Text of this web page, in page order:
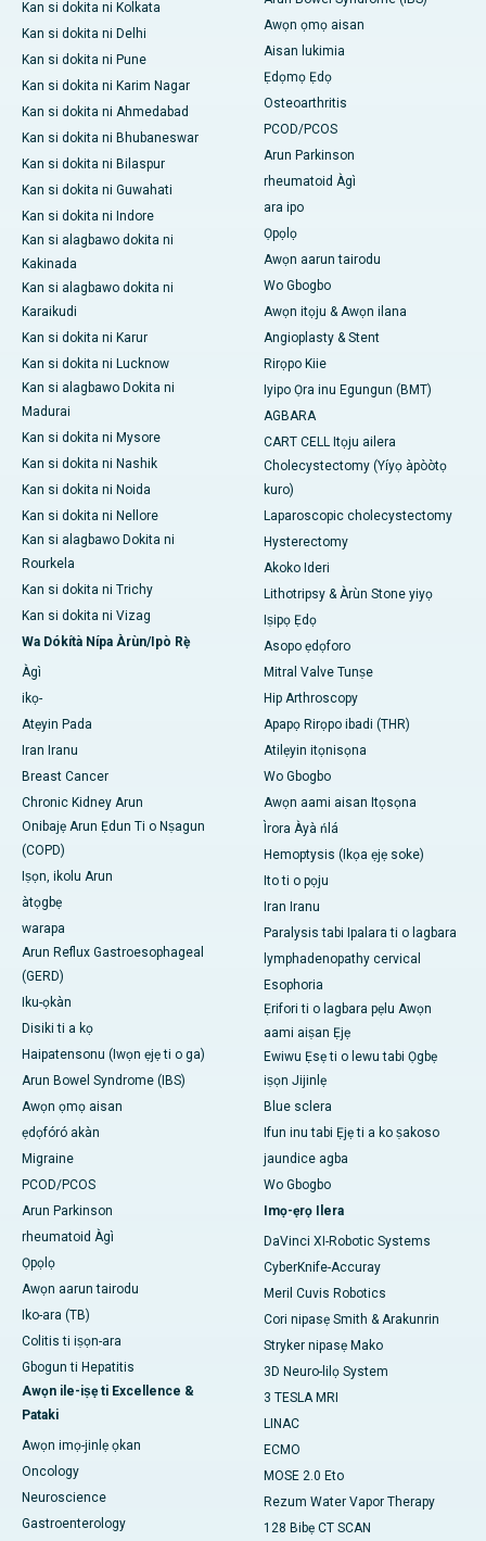
Kan si dokita ni Kolkata
Kan si dokita ni Delhi
Kan si dokita ni Pune
Kan si dokita ni Karim Nagar
Kan si dokita ni Ahmedabad
Kan si dokita ni Bhubaneswar
Kan si dokita ni Bilaspur
Kan si dokita ni Guwahati
Kan si dokita ni Indore
Kan si alagbawo dokita ni
Kakinada
Kan si alagbawo dokita ni
Karaikudi
Kan si dokita ni Karur
Kan si dokita ni Lucknow
Kan si alagbawo Dokita ni
Madurai
Kan si dokita ni Mysore
Kan si dokita ni Nashik
Kan si dokita ni Noida
Kan si dokita ni Nellore
Kan si alagbawo Dokita ni
Rourkela
Kan si dokita ni Trichy
Kan si dokita ni Vizag
Wa Dókítà Nípa Àrùn/Ipò Rẹ̀
Àgì
ikọ-
Atẹyin Pada
Iran Iranu
Breast Cancer
Chronic Kidney Arun
Onibajẹ Arun Ẹdun Ti o Nṣagun
(COPD)
Iṣọn, ikolu Arun
àtọgbẹ
warapa
Arun Reflux Gastroesophageal
(GERD)
Iku-ọkàn
Disiki ti a kọ
Haipatensonu (Iwọn ẹjẹ ti o ga)
Arun Bowel Syndrome (IBS)
Awọn ọmọ aisan
ẹdọfóró akàn
Migraine
PCOD/PCOS
Arun Parkinson
rheumatoid Àgì
Ọpọlọ
Awọn aarun tairodu
Iko-ara (TB)
Colitis ti iṣọn-ara
Gbogun ti Hepatitis
Awọn ile-iṣẹ ti Excellence &
Pataki
Awọn imọ-jinlẹ ọkan
Oncology
Neuroscience
Gastroenterology
Awọn ọmọ aisan
Aisan lukimia
Ẹdọmọ Ẹdọ
Osteoarthritis
PCOD/PCOS
Arun Parkinson
rheumatoid Àgì
ara ipo
Ọpọlọ
Awọn aarun tairodu
Wo Gbogbo
Awọn itọju & Awọn ilana
Angioplasty & Stent
Rirọpo Kiie
Iyipo Ọra inu Egungun (BMT)
AGBARA
CART CELL Itọju ailera
Cholecystectomy (Yíyọ àpòòtọ
kuro)
Laparoscopic cholecystectomy
Hysterectomy
Akoko Ideri
Lithotripsy & Àrùn Stone yiyọ
Iṣipọ Ẹdọ
Asopo ẹdọforo
Mitral Valve Tunṣe
Hip Arthroscopy
Apapọ Rirọpo ibadi (THR)
Atilẹyin itọnisọna
Wo Gbogbo
Awọn aami aisan Itọsọna
Ìrora Àyà ńlá
Hemoptysis (Ikọa ẹjẹ soke)
Ito ti o pọju
Iran Iranu
Paralysis tabi Ipalara ti o lagbara
lymphadenopathy cervical
Esophoria
Ẹrifori ti o lagbara pẹlu Awọn
aami aiṣan Ẹjẹ
Ewiwu Ẹsẹ ti o lewu tabi Ọgbẹ
iṣọn Jijinlẹ
Blue sclera
Ifun inu tabi Ẹjẹ ti a ko ṣakoso
jaundice agba
Wo Gbogbo
Imọ-ẹrọ Ilera
DaVinci XI-Robotic Systems
CyberKnife-Accuray
Meril Cuvis Robotics
Cori nipasẹ Smith & Arakunrin
Stryker nipasẹ Mako
3D Neuro-lilọ System
3 TESLA MRI
LINAC
ECMO
MOSE 2.0 Eto
Rezum Water Vapor Therapy
128 Bibẹ CT SCAN